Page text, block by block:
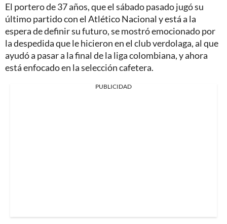
El portero de 37 años, que el sábado pasado jugó su
último partido con el Atlético Nacional y está a la
espera de definir su futuro, se mostró emocionado por
la despedida que le hicieron en el club verdolaga, al que
ayudó a pasar a la final de la liga colombiana, y ahora
está enfocado en la selección cafetera.
PUBLICIDAD